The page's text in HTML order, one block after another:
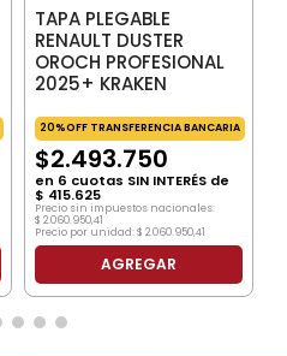
TAPA PLEGABLE
RENAULT DUSTER
OROCH PROFESIONAL
2025+ KRAKEN
20%OFF TRANSFERENCIA BANCARIA
$2.493.750
en 6 cuotas SIN INTERÉS de
$ 415.625
Precio sin impuestos nacionales:
$ 2.060.950,41
Precio por unidad:$ 2.060.950,41
AGREGAR